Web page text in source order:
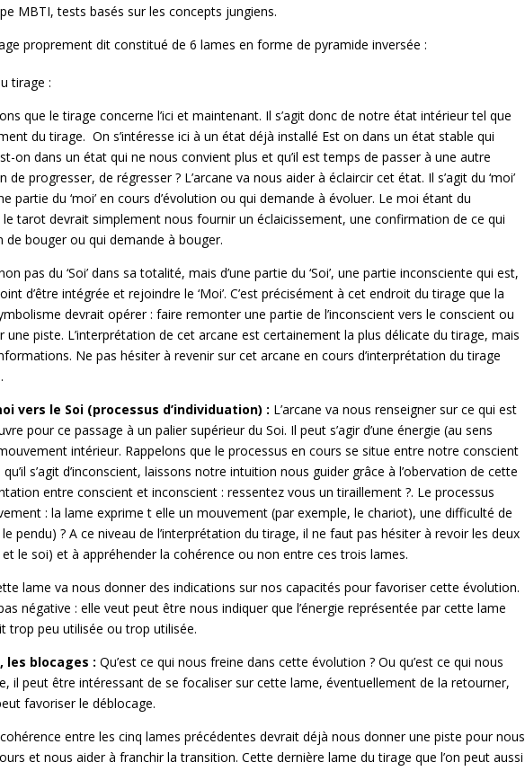
MBTI, tests basés sur les concepts jungiens.
proprement dit constitué de 6 lames en forme de pyramide inversée :
tirage :
que le tirage concerne l’ici et maintenant. Il s’agit donc de notre état intérieur tel que
du tirage. On s’intéresse ici à un état déjà installé Est on dans un état stable qui
on dans un état qui ne nous convient plus et qu’il est temps de passer à une autre
de progresser, de régresser ? L’arcane va nous aider à éclaircir cet état. Il s’agit du ‘moi’
partie du ‘moi’ en cours d’évolution ou qui demande à évoluer. Le moi étant du
tarot devrait simplement nous fournir un éclaicissement, une confirmation de ce qui
de bouger ou qui demande à bouger.
pas du ‘Soi’ dans sa totalité, mais d’une partie du ‘Soi’, une partie inconsciente qui est,
d’être intégrée et rejoindre le ‘Moi’. C’est précisément à cet endroit du tirage que la
devrait opérer : faire remonter une partie de l’inconscient vers le conscient ou
piste. L’interprétation de cet arcane est certainement la plus délicate du tirage, mais
Ne pas hésiter à revenir sur cet arcane en cours d’interprétation du tirage
vers le Soi (processus d’individuation) : L’arcane va nous renseigner sur ce qui est
pour ce passage à un palier supérieur du Soi. Il peut s’agir d’une énergie (au sens
intérieur. Rappelons que le processus en cours se situe entre notre conscient
s’agit d’inconscient, laissons notre intuition nous guider grâce à l’obervation de cette
entre conscient et inconscient : ressentez vous un tiraillement ?. Le processus
: la lame exprime t elle un mouvement (par exemple, le chariot), une difficulté de
pendu) ? A ce niveau de l’interprétation du tirage, il ne faut pas hésiter à revoir les deux
le soi) et à appréhender la cohérence ou non entre ces trois lames.
lame va nous donner des indications sur nos capacités pour favoriser cette évolution.
négative : elle veut peut être nous indiquer que l’énergie représentée par cette lame
trop peu utilisée ou trop utilisée.
les blocages :Qu’est ce qui nous freine dans cette évolution ? Ou qu’est ce qui nous
il peut être intéressant de se focaliser sur cette lame, éventuellement de la retourner,
favoriser le déblocage.
entre les cinq lames précédentes devrait déjà nous donner une piste pour nous
et nous aider à franchir la transition. Cette dernière lame du tirage que l’on peut aussi